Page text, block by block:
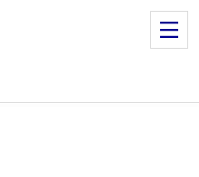
et de production